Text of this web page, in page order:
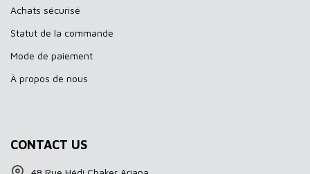
Achats sécurisé
Statut de la commande
Mode de paiement
À propos de nous
CONTACT US